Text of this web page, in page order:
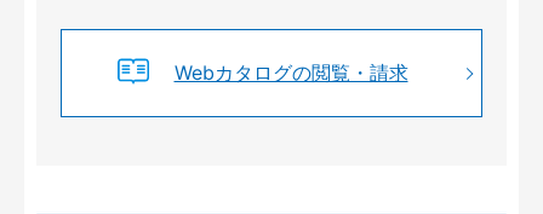
Webカタログの閲覧・請求